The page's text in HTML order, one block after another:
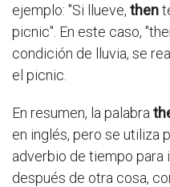
ejemplo: "Si llueve, then
picnic". En este caso,
condición de lluvia, se
el picnic.
En resumen, la palabra
en inglés, pero se utiliza
adverbio de tiempo para
después de otra cosa,